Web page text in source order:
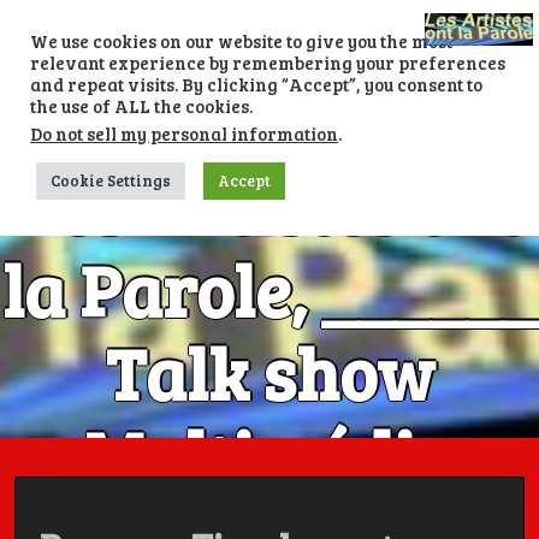
content
Les Artistes ont
la Parole, ______
Talk show
Multimédia
We use cookies on our website to give you the most
relevant experience by remembering your preferences
and repeat visits. By clicking “Accept”, you consent to
the use of ALL the cookies.
Do not sell my personal information.
Cookie Settings Accept